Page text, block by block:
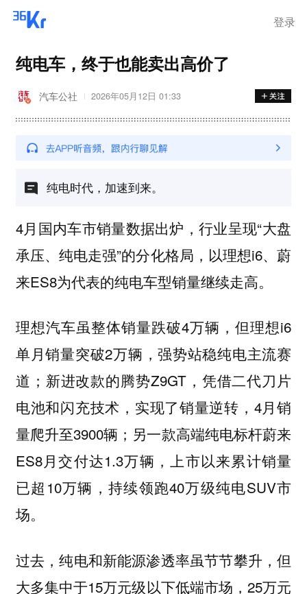
登录
纯电车，终于也能卖出高价了
汽车公社 2026年05月12日 01:33
纯电时代，加速到来。
4月国内车市销量数据出炉，行业呈现“大盘
承压、纯电走强”的分化格局，以理想i6、蔚
来ES8为代表的纯电车型销量继续走高。
理想汽车虽整体销量跌破4万辆，但理想i6
单月销量突破2万辆，强势站稳纯电主流赛
道；新进改款的腾势Z9GT，凭借二代刀片
电池和闪充技术，实现了销量逆转，4月销
量爬升至3900辆；另一款高端纯电标杆蔚来
ES8月交付达1.3万辆，上市以来累计销量
已超10万辆，持续领跑40万级纯电SUV市
场。
过去，纯电和新能源渗透率虽节节攀升，但
大多集中于15万元级以下低端市场，25万元